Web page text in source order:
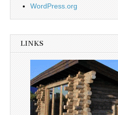
WordPress.org
LINKS